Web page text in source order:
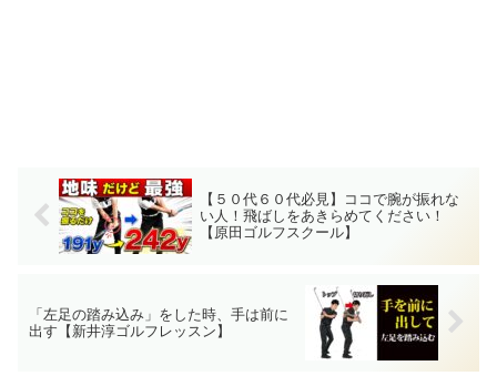
【５０代６０代必見】ココで腕が振れな
い人！飛ばしをあきらめてください！
【原田ゴルフスクール】
「左足の踏み込み」をした時、手は前に
出す【新井淳ゴルフレッスン】